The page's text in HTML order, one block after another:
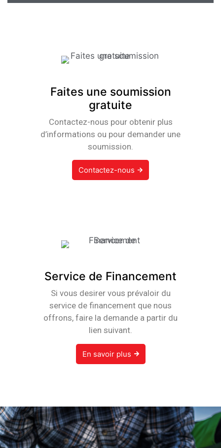
Faites une soumission
gratuite
Contactez-nous pour obtenir plus
d’informations ou pour demander une
soumission.
Contactez-nous
Service de Financement
Si vous desirer vous prévaloir du
service de financement que nous
offrons, faire la demande a partir du
lien suivant.
En savoir plus